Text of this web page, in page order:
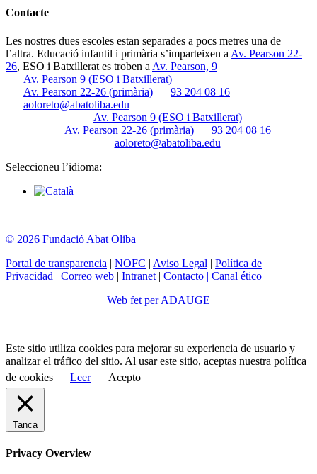
Contacte
Les nostres dues escoles estan separades a pocs metres una de
l’altra. Educació infantil i primària s’imparteixen a Av. Pearson 22-
26, ESO i Batxillerat es troben a Av. Pearson, 9
Av. Pearson 9 (ESO i Batxillerat)
Av. Pearson 22-26 (primària)
93 204 08 16
aoloreto@abatoliba.edu
Av. Pearson 9 (ESO i Batxillerat)
Av. Pearson 22-26 (primària)
93 204 08 16
aoloreto@abatoliba.edu
Seleccioneu l’idioma:
© 2026 Fundació Abat Oliba
Portal de transparencia | NOFC | Aviso Legal | Política de
Privacidad | Correo web | Intranet | Contacto | Canal ético
Web fet per ADAUGE
Este sitio utiliza cookies para mejorar su experiencia de usuario y
analizar el tráfico del sitio. Al usar este sitio, aceptas nuestra política
de cookies
Leer Acepto
Tanca
Privacy Overview